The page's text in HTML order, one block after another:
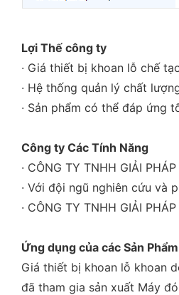
Lợi Thế công ty
· Giá thiết bị khoan lỗ chế
· Hệ thống quản lý chất
· Sản phẩm có thể đáp ứng
Công ty Các Tính Năng
· CÔNG TY TNHH GIẢI
· Với đội ngũ nghiên cứu và
· CÔNG TY TNHH GIẢI
Ứng dụng của các Sản Phẩm
Giá thiết bị khoan lỗ khoan
đã tham gia sản xuất Máy